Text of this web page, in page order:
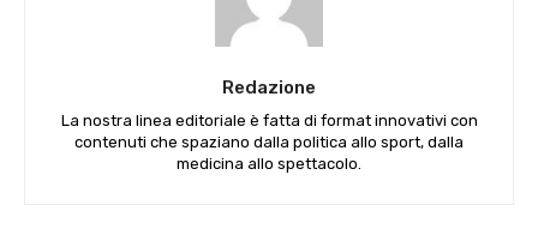
Redazione
La nostra linea editoriale è fatta di format innovativi con
contenuti che spaziano dalla politica allo sport, dalla
medicina allo spettacolo.